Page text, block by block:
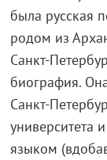
была русская
родом из
Санкт-
биография.
Санкт-
университета
языком